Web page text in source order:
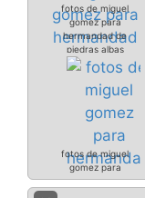
fotos de miguel
gomez para
hermandad de
piedras albas
042.jpg
fotos de miguel
gomez para
hermandad de